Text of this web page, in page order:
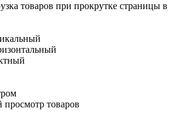
товаров при прокрутке страницы в
просмотр товаров